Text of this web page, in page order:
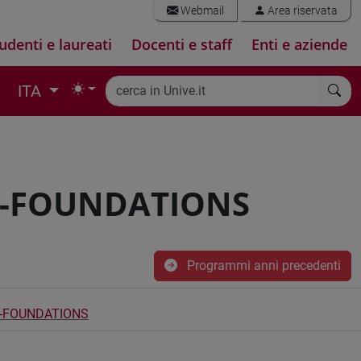
Webmail Area riservata
e laureati Docenti e staff Enti e aziende
ITA
FOUNDATIONS
Programmi anni precedenti